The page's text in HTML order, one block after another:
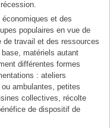
et des
populaires en vue de
de travail et des ressources
matériels autant
différentes formes
: ateliers
ambulantes, petites
collectives, récolte
de dispositif de